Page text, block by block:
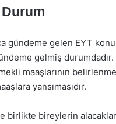
Durum
gündeme gelen EYT
gelmiş
maaşlarının
yansımasıdır.
birlikte bireylerin